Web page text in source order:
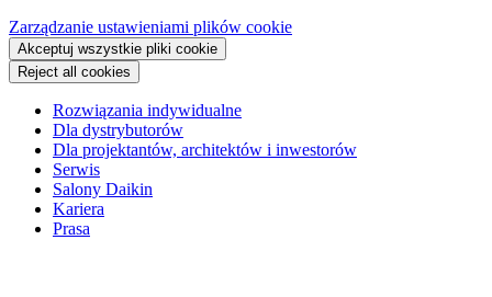
Zarządzanie ustawieniami plików cookie
Akceptuj wszystkie pliki cookie
Reject all cookies
Rozwiązania indywidualne
Dla dystrybutorów
Dla projektantów, architektów i inwestorów
Serwis
Salony Daikin
Kariera
Prasa